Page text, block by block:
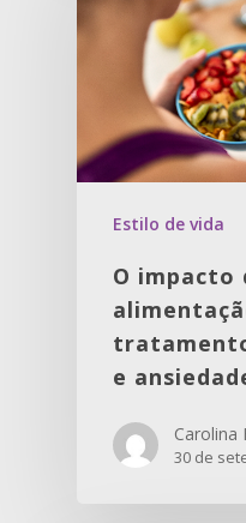
Estilo de vida
O impacto
e
Carolina
30 de